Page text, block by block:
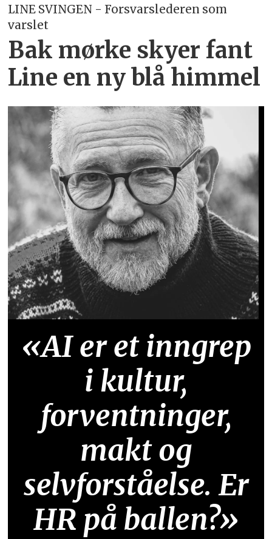
LINE SVINGEN - Forsvarslederen som
varslet
Bak mørke skyer fant
Line en ny blå himmel
«AI er et inngrep
i kultur,
forventninger,
makt og
selvforståelse. Er
HR på ballen?»